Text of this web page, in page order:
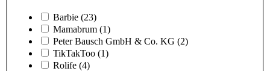
Barbie (23)
Mamabrum (1)
Peter Bausch GmbH & Co. KG (2)
TikTakToo (1)
Rolife (4)